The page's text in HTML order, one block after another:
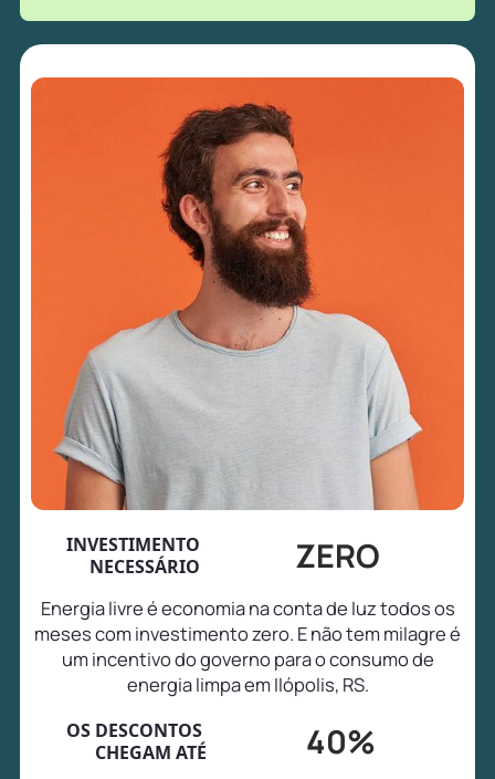
INVESTIMENTO
NECESSÁRIO
ZERO
Energia livre é economia na conta de luz todos os
meses com investimento zero. E não tem milagre é
um incentivo do governo para o consumo de
energia limpa em Ilópolis, RS.
OS DESCONTOS
CHEGAM ATÉ
40%